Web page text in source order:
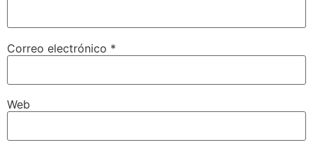
Correo electrónico *
Web